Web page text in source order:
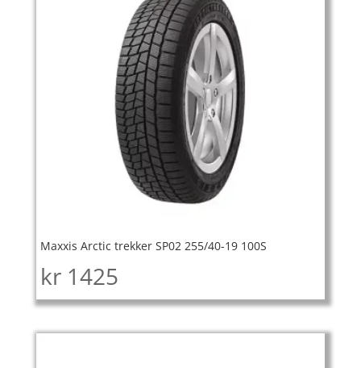
Maxxis Arctic trekker SP02 255/40-19 100S
kr 1425